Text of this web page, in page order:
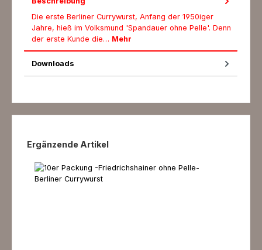
Die erste Berliner Currywurst, Anfang der 1950iger
Jahre, hieß im Volksmund 'Spandauer ohne Pelle'. Denn
der erste Kunde die… Mehr
Downloads
Produktgalerie überspringen
Ergänzende Artikel